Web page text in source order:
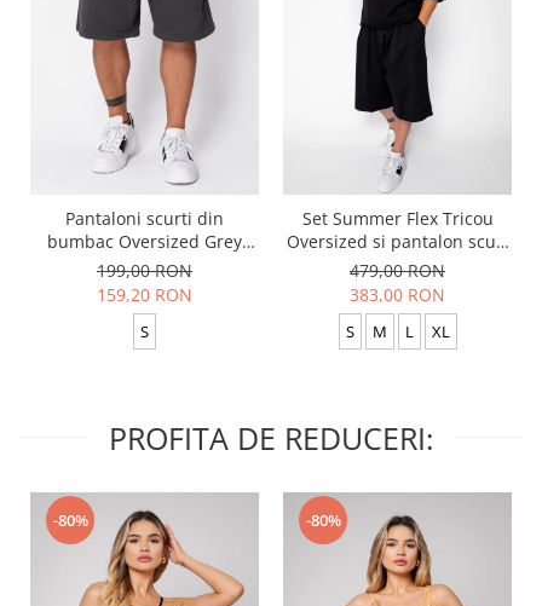
Pantaloni scurti din
bumbac Oversized Grey
Anthracite
199,00 RON
159,20 RON
S
Set Summer Flex Tricou
Oversized si pantalon scurt
Baggy Black
479,00 RON
383,00 RON
S M L XL
PROFITA DE REDUCERI:
-80% -80%